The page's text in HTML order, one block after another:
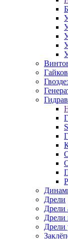
Дрели
Дрели
Дрели
Дрели